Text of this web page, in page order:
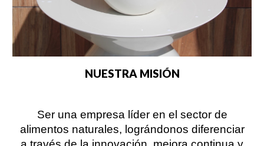
NUESTRA MISIÓN
Ser una empresa líder en el sector de
alimentos naturales, lográndonos diferenciar